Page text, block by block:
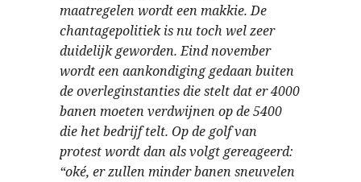
maatregelen wordt een makkie. De
chantagepolitiek is nu toch wel zeer
duidelijk geworden. Eind november
wordt een aankondiging gedaan buiten
de overleginstanties die stelt dat er 4000
banen moeten verdwijnen op de 5400
die het bedrijf telt. Op de golf van
protest wordt dan als volgt gereageerd:
“oké, er zullen minder banen sneuvelen